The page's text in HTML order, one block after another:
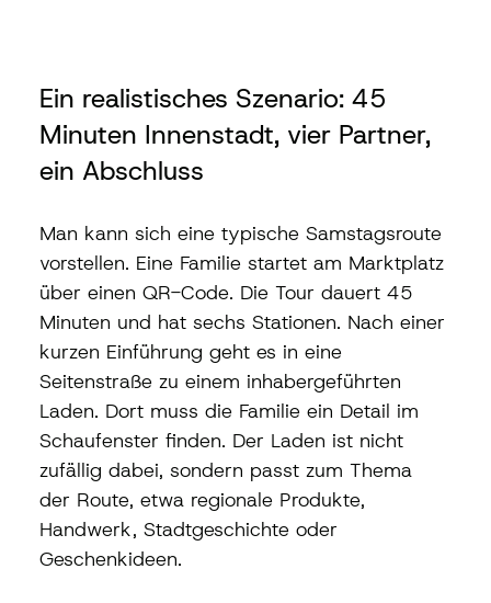
Ein realistisches Szenario: 45
Minuten Innenstadt, vier Partner,
ein Abschluss
Man kann sich eine typische Samstagsroute
vorstellen. Eine Familie startet am Marktplatz
über einen QR-Code. Die Tour dauert 45
Minuten und hat sechs Stationen. Nach einer
kurzen Einführung geht es in eine
Seitenstraße zu einem inhabergeführten
Laden. Dort muss die Familie ein Detail im
Schaufenster finden. Der Laden ist nicht
zufällig dabei, sondern passt zum Thema
der Route, etwa regionale Produkte,
Handwerk, Stadtgeschichte oder
Geschenkideen.